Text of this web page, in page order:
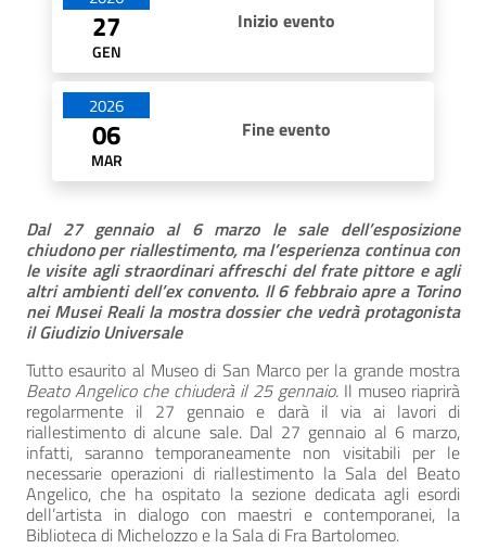
27
GEN
Inizio evento
2026
06
MAR
Fine evento
Dal 27 gennaio al 6 marzo le sale dell’esposizione
chiudono per riallestimento, ma l’esperienza continua con
le visite agli straordinari affreschi del frate pittore e agli
altri ambienti dell’ex convento. Il 6 febbraio apre a Torino
nei Musei Reali la mostra dossier che vedrà protagonista
il Giudizio Universale
Tutto esaurito al Museo di San Marco per la grande mostra
Beato Angelico che chiuderà il 25 gennaio. Il museo riaprirà
regolarmente il 27 gennaio e darà il via ai lavori di
riallestimento di alcune sale. Dal 27 gennaio al 6 marzo,
infatti, saranno temporaneamente non visitabili per le
necessarie operazioni di riallestimento la Sala del Beato
Angelico, che ha ospitato la sezione dedicata agli esordi
dell’artista in dialogo con maestri e contemporanei, la
Biblioteca di Michelozzo e la Sala di Fra Bartolomeo.